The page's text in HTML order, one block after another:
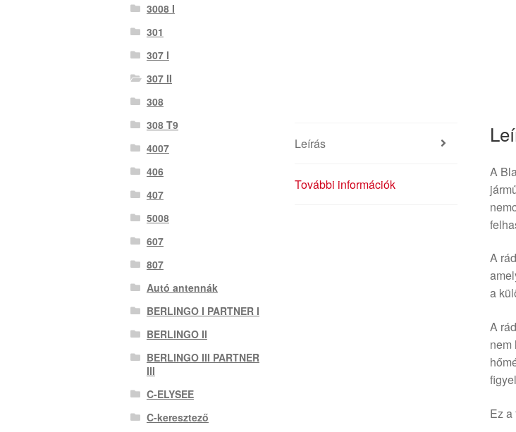
Leírás
További információk
A
A
a
A
nem
Ez
3008 I
301
307 I
307 II
308
308 T9
4007
406
407
5008
607
807
Autó antennák
BERLINGO I PARTNER I
BERLINGO II
BERLINGO III PARTNER
III
C-ELYSEE
C-keresztező